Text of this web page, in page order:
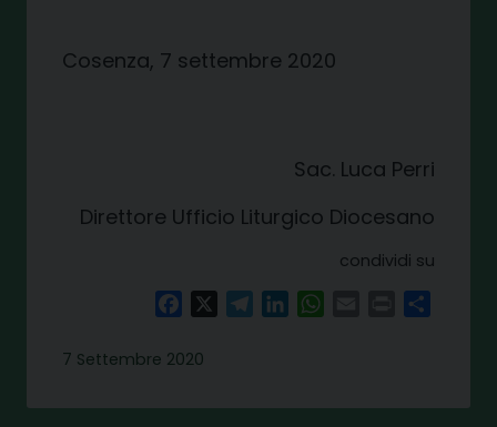
Cosenza, 7 settembre 2020
Sac. Luca Perri
Direttore Ufficio Liturgico Diocesano
condividi su
FacebookTelegramLinkedInWhatsAppPrint
7 Settembre 2020